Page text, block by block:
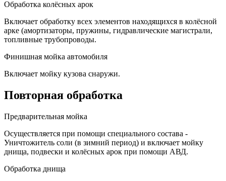
Обработка колёсных арок
Включает обработку всех элементов находящихся в колёсной
арке (амортизаторы, пружины, гидравлические магистрали,
топливные трубопроводы.
Финишная мойка автомобиля
Включает мойку кузова снаружи.
Повторная обработка
Предварительная мойка
Осуществляется при помощи специального состава -
Уничтожитель соли (в зимний период) и включает мойку
днища, подвески и колёсных арок при помощи АВД.
Обработка днища